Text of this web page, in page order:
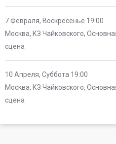
7 Февраля, Воскресенье 19:00
Москва, КЗ Чайковского,
сцена
10 Апреля, Суббота 19:00
Москва, КЗ Чайковского,
сцена